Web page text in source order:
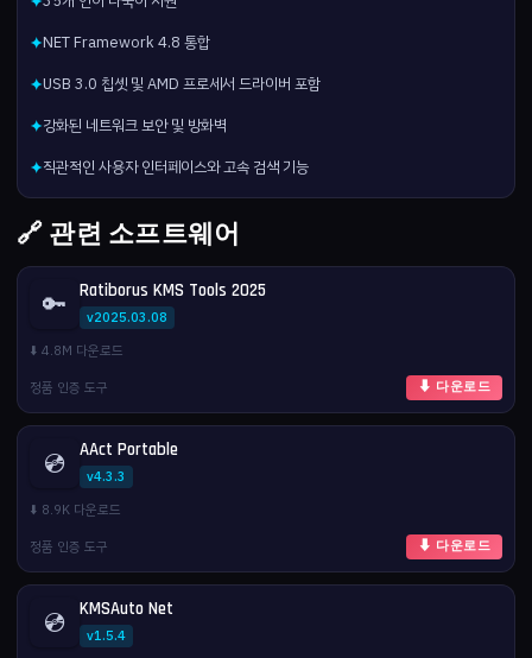
✦NET Framework 4.8 통합
✦USB 3.0 칩셋 및 AMD 프로세서 드라이버 포함
✦강화된 네트워크 보안 및 방화벽
✦직관적인 사용자 인터페이스와 고속 검색 기능
🔗 관련 소프트웨어
🔑 Ratiborus KMS Tools 2025
v2025.03.08
⬇️ 4.8M 다운로드
정품 인증 도구
⬇ 다운로드
💿 AAct Portable
v4.3.3
⬇️ 8.9K 다운로드
정품 인증 도구
⬇ 다운로드
💿 KMSAuto Net
v1.5.4